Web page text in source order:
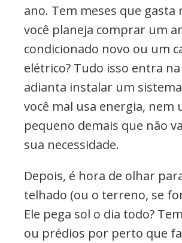
ano. Tem meses que gasta
você planeja comprar um ar
condicionado novo ou um
elétrico? Tudo isso entra
adianta instalar um
você mal usa energia, nem
pequeno demais que não
sua necessidade.
Depois, é hora de olhar
telhado (ou o terreno, se
Ele pega sol o dia todo?
ou prédios por perto que